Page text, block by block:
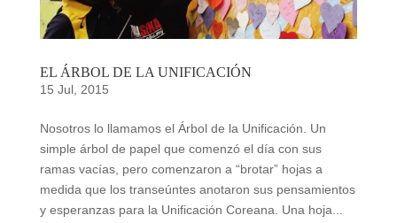
EL ÁRBOL DE LA UNIFICACIÓN
15 Jul, 2015
Nosotros lo llamamos el Árbol de la Unificación. Un
simple árbol de papel que comenzó el día con sus
ramas vacías, pero comenzaron a “brotar” hojas a
medida que los transeúntes anotaron sus pensamientos
y esperanzas para la Unificación Coreana. Una hoja...